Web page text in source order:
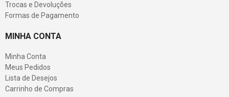
Trocas e Devoluções
Formas de Pagamento
MINHA CONTA
Minha Conta
Meus Pedidos
Lista de Desejos
Carrinho de Compras